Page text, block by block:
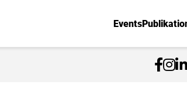
Events